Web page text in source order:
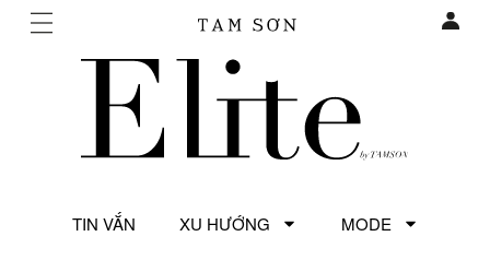
TIN VẮN XU HƯỚNG MODE